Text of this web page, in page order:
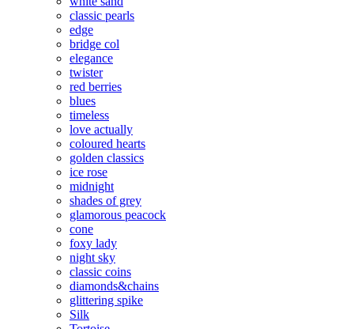
classic pearls
edge
bridge col
elegance
twister
red berries
blues
timeless
love actually
coloured hearts
golden classics
ice rose
midnight
shades of grey
glamorous peacock
cone
foxy lady
night sky
classic coins
diamonds&chains
glittering spike
Silk